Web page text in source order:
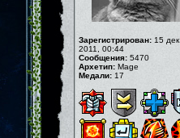
Зарегистрирован: 15 дек
2011, 00:44
Сообщения: 5470
Архетип: Mage
Медали: 17